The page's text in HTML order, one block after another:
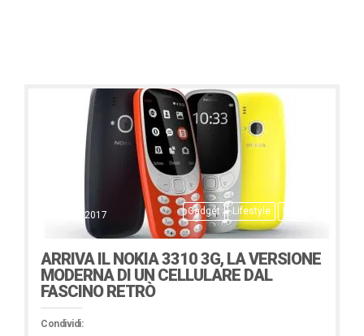
Gadget Lifestyle Notizie
3 Ottobre 2017
ARRIVA IL NOKIA 3310 3G, LA VERSIONE
MODERNA DI UN CELLULARE DAL
FASCINO RETRÒ
Condividi: